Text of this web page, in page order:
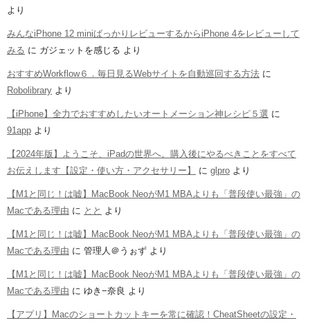
より
みんなiPhone 12 miniばっかりレビューするからiPhone 4をレビューして
みる に ガジェットを感じる より
おすすめWorkflow６．毎日見るWebサイトを自動巡回する方法 に
Robolibrary より
【iPhone】全力でおすすめしたいオートメーション神レシピ５選 に
91app より
【2024年版】ようこそ、iPadの世界へ。購入後にやるべきことをすべて
お伝えします【設定・使い方・アクセサリー】
に glpro より
【M1と同じ！は嘘】MacBook NeoがM1 MBAよりも「普段使い最強」の
Macである理由 に とと より
【M1と同じ！は嘘】MacBook NeoがM1 MBAよりも「普段使い最強」の
Macである理由 に 管理人＠うぉず より
【M1と同じ！は嘘】MacBook NeoがM1 MBAよりも「普段使い最強」の
Macである理由 に ゆき−奈良 より
【アプリ】Macのショートカットキーを常に確認！CheatSheetの設定・